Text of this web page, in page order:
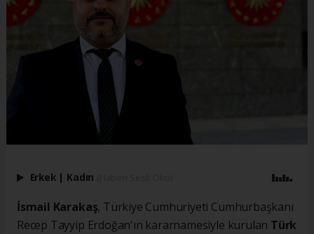
Erkek | Kadın
İsmail Karakaş, Türkiye Cumhuriyeti Cumhurbaşkanı
Recep Tayyip Erdoğan'ın kararnamesiyle kurulan Türk